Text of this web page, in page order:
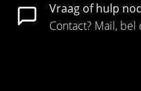
Vraag of hulp
Contact? Mail,